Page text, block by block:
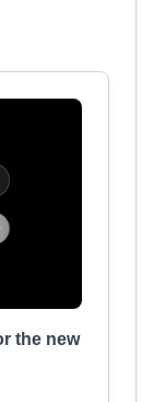
the new